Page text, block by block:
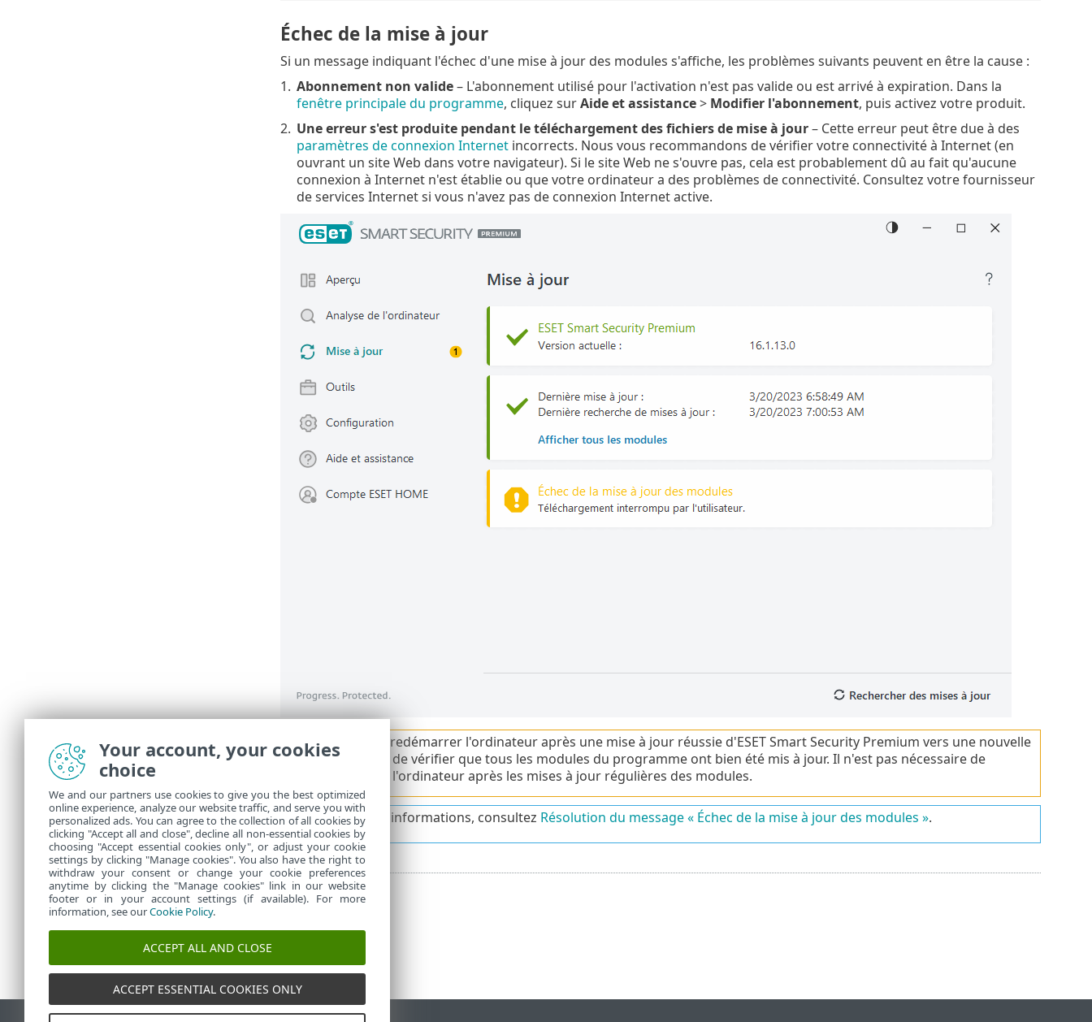
Échec de la mise à jour
Si un message indiquant l'échec d'une mise à jour des modules s'affiche, les problèmes suivants peuvent en être la cause :
1. Abonnement non valide– L'abonnement utilisé pour l'activation n'est pas valide ou est arrivé à expiration. Dans la
fenêtre principale du programme, cliquez surAide et assistance> Modifier l'abonnement, puis activez votre produit.
2. Une erreur s'est produite pendant le téléchargement des fichiers de mise à jour– Cette erreur peut être due à des
paramètres de connexion Internetincorrects. Nous vous recommandons de vérifier votre connectivité à Internet (en
ouvrant un site Web dans votre navigateur). Si le site Web ne s'ouvre pas, cela est probablement dû au fait qu'aucune
connexion à Internet n'est établie ou que votre ordinateur a des problèmes de connectivité. Consultez votre fournisseur
de services Internet si vous n'avez pas de connexion Internet active.
Vous devez redémarrer l'ordinateur après une mise à jour réussie d'ESET Smart Security Premium vers une nouvelle
version afin de vérifier que tous les modules du programme ont bien été mis à jour. Il n'est pas nécessaire de
redémarrer l'ordinateur après les mises à jour régulières des modules.
Pour plus d'informations, consultez Résolution du message « Échec de la mise à jour des modules ».
Your account, your cookies
choice
We and our partners use cookies to give you the best optimized
online experience, analyze our website traffic, and serve you with
personalized ads. You can agree to the collection of all cookies by
clicking "Accept all and close", decline all non-essential cookies by
choosing "Accept essential cookies only", or adjust your cookie
settings by clicking "Manage cookies". You also have the right to
withdraw your consent or change your cookie preferences
anytime by clicking the "Manage cookies" link in our website
footer or in your account settings (if available). For more
information, see ourCookie Policy.
ACCEPT ALL AND CLOSE
ACCEPT ESSENTIAL COOKIES ONLY